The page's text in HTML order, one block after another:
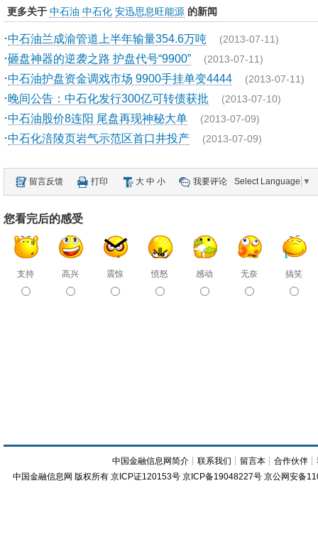
更多关于 中石油 中石化 安迅思息旺能源 的新闻
·中石油兰成渝管道上半年输量354.6万吨 (2013-07-11)
·砸盘神器的逆袭之路 护盘代号“9900” (2013-07-11)
·中石油护盘资金调戏市场 9900手挂单变4444 (2013-07-11)
·晚间公告：中石化发行300亿可转债获批 (2013-07-10)
·中石油股价8连阳 尾盘再现神秘大单 (2013-07-09)
·中石化涪陵页岩气示范区首口井投产 (2013-07-09)
留言反馈 打印 大 中 小 我要评论 Select Language ▼
您看完后的感受
支持 高兴 震惊 愤怒 感动 无奈 搞笑
中国金融信息网简介 ┊联系我们 ┊ 留言本 ┊合作伙伴 ┊
中国金融信息网 版权所有 京ICP证120153号 京ICP备19048227号 京公网安备